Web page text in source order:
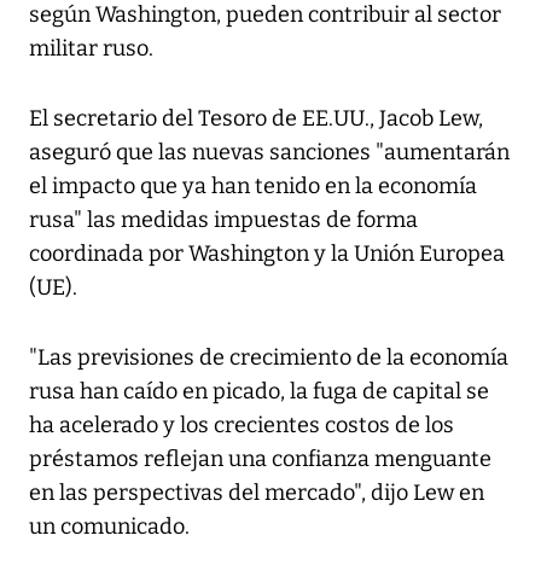
según Washington, pueden contribuir al sector
militar ruso.
El secretario del Tesoro de EE.UU., Jacob Lew,
aseguró que las nuevas sanciones "aumentarán
el impacto que ya han tenido en la economía
rusa" las medidas impuestas de forma
coordinada por Washington y la Unión Europea
(UE).
"Las previsiones de crecimiento de la economía
rusa han caído en picado, la fuga de capital se
ha acelerado y los crecientes costos de los
préstamos reflejan una confianza menguante
en las perspectivas del mercado", dijo Lew en
un comunicado.